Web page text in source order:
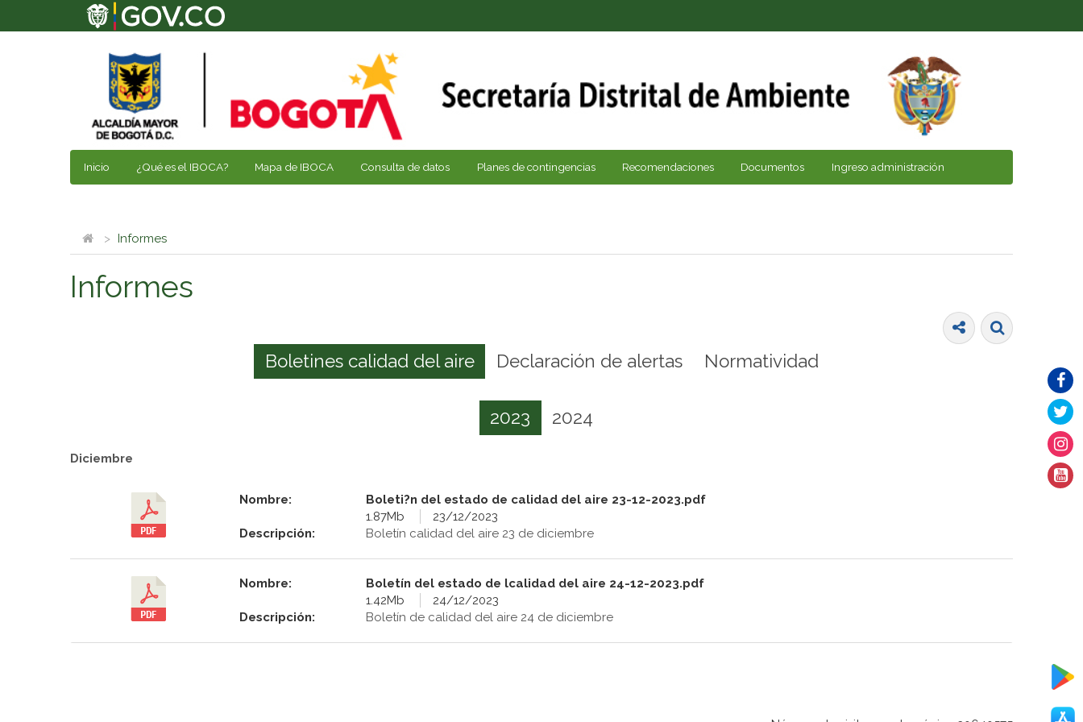
Inicio ¿Qué es el IBOCA? Mapa de IBOCA Consulta de datos Planes de contingencias Recomendaciones Documentos Ingreso administración
Informes
Informes
Boletines calidad del aire Declaración de alertas Normatividad
2023 2024
Diciembre
Nombre:
Boleti?n del estado de calidad del aire 23-12-2023.pdf
1.87Mb
23/12/2023
Descripción:
Boletín calidad del aire 23 de diciembre
Nombre:
Boletín del estado de lcalidad del aire 24-12-2023.pdf
1.42Mb
24/12/2023
Descripción:
Boletín de calidad del aire 24 de diciembre